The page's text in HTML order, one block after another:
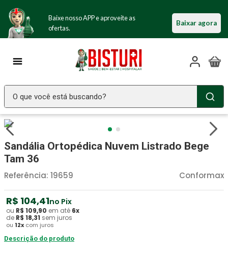
Baixe nosso APP e aproveite as
ofertas.
Baixar agora
O que você está buscando?
Sandália Ortopédica Nuvem Listrado Bege
Tam 36
Conformax
Referência: 19659
R$ 104,41no Pix
ou R$ 109,90 em até 6x
de R$ 18,31 sem juros
ou 12x com juros
Descrição do produto
2 Fralda Geriatrica
3º Littmann
4º Luva Latex
5 º Absorvente Geriatrico
6º Estetoscopio Littmann
7º Aparelho Pressão